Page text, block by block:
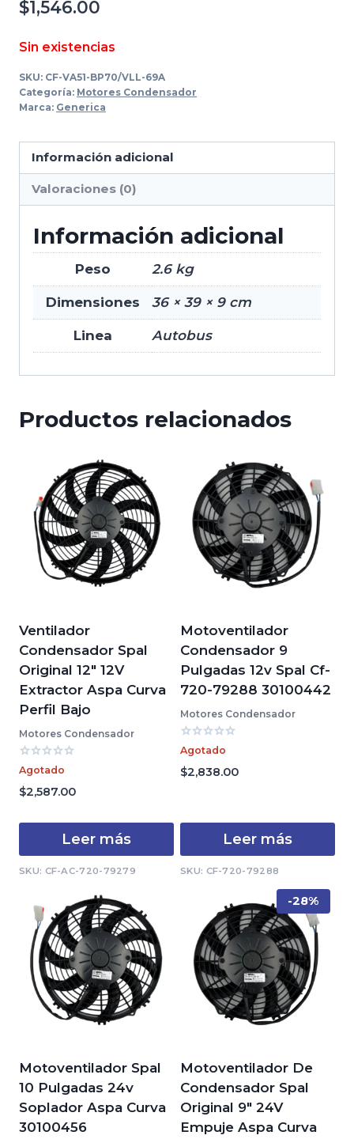
$1,546.00
Sin existencias
SKU: CF-VA51-BP70/VLL-69A
Categoría: Motores Condensador
Marca: Generica
Información adicional
Valoraciones (0)
Información adicional
Peso 2.6 kg
Dimensiones 36 × 39 × 9 cm
Linea Autobus
Productos relacionados
Ventilador
Condensador Spal
Original 12″ 12V
Extractor Aspa Curva
Perfil Bajo
Motores Condensador
Valorado
con
0
de
Agotado
$2,587.00
Leer más
SKU: CF-AC-720-79279
Motoventilador
Condensador 9
Pulgadas 12v Spal Cf-
720-79288 30100442
Motores Condensador
Valorado
con
0
de
Agotado
$2,838.00
Leer más
SKU: CF-720-79288
Motoventilador Spal
10 Pulgadas 24v
Soplador Aspa Curva
30100456
-28%
Motoventilador De
Condensador Spal
Original 9″ 24V
Empuje Aspa Curva